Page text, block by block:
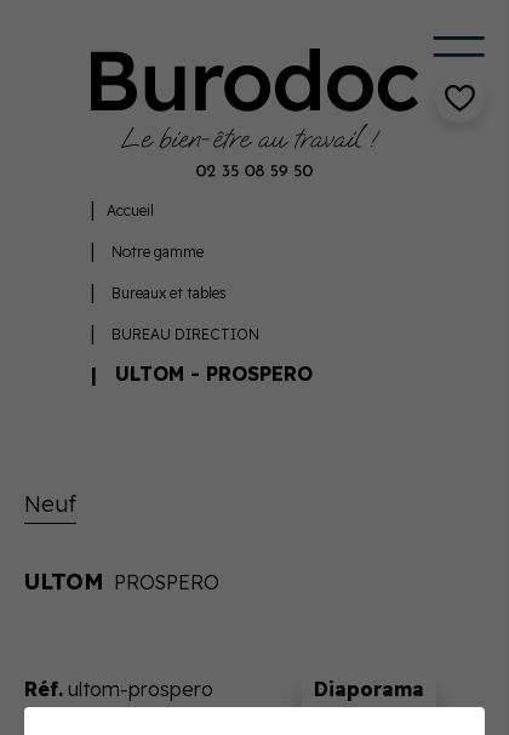
Accueil
Notre gamme
Bureaux et tables
BUREAU DIRECTION
ULTOM - PROSPERO
Neuf
ULTOM PROSPERO
Réf. ultom-prospero